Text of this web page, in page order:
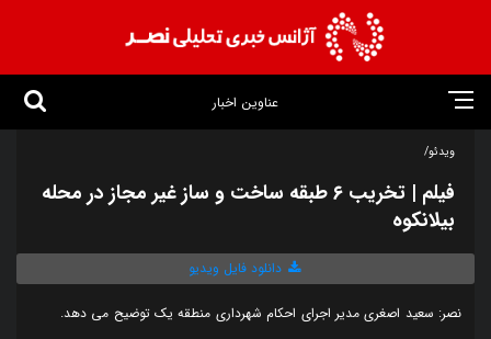
عناوین اخبار
ویدئو/
فیلم | تخریب ۶ طبقه ساخت و ساز غیر مجاز در محله
بیلانکوه
دانلود فایل ویدیو
نصر: سعید اصغری مدیر اجرای احکام شهرداری منطقه یک توضیح می دهد.